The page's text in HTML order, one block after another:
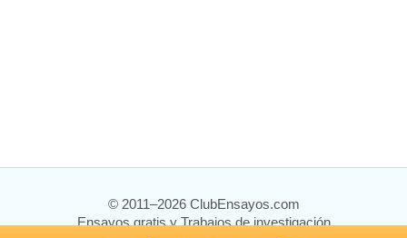
© 2011–2026 ClubEnsayos.com
Ensayos gratis y Trabajos de investigación